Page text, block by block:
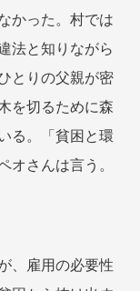
かった。村では
法と知りながら
とりの父親が密
を切るために森
る。「貧困と環
オさんは言う。
、雇用の必要性